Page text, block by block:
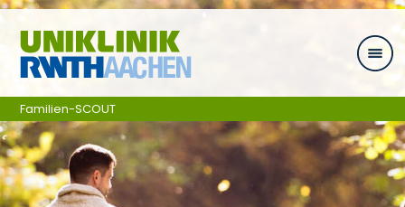
Ga naar navigatie
Familien-SCOUT